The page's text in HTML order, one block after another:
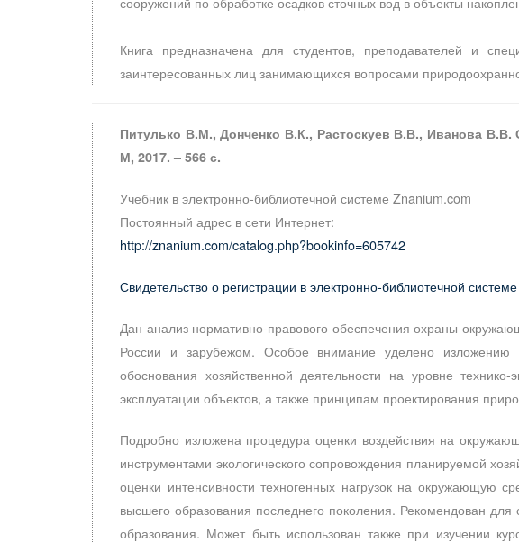
Книга предназначена для студентов, преподавателей и
заинтересованных лиц занимающихся вопросами
Питулько В.М., Донченко В.К., Растоскуев В.В., Иванова
М, 2017. – 566 с.
Учебник в электронно-библиотечной системе Znanium.com
Постоянный адрес в сети Интернет:
http://znanium.com/catalog.php?bookinfo=605742
Свидетельство о регистрации в электронно-библиотечной
Дан анализ нормативно-правового обеспечения охраны
России и зарубежом. Особое внимание уделено изложению
обоснования хозяйственной деятельности на уровне
эксплуатации объектов, а также принципам проектирования
Подробно изложена процедура оценки воздействия на
инструментами экологического сопровождения планируемой
оценки интенсивности техногенных нагрузок на окружающую
высшего образования последнего поколения. Рекомендован для
образования. Может быть использован также при изучении